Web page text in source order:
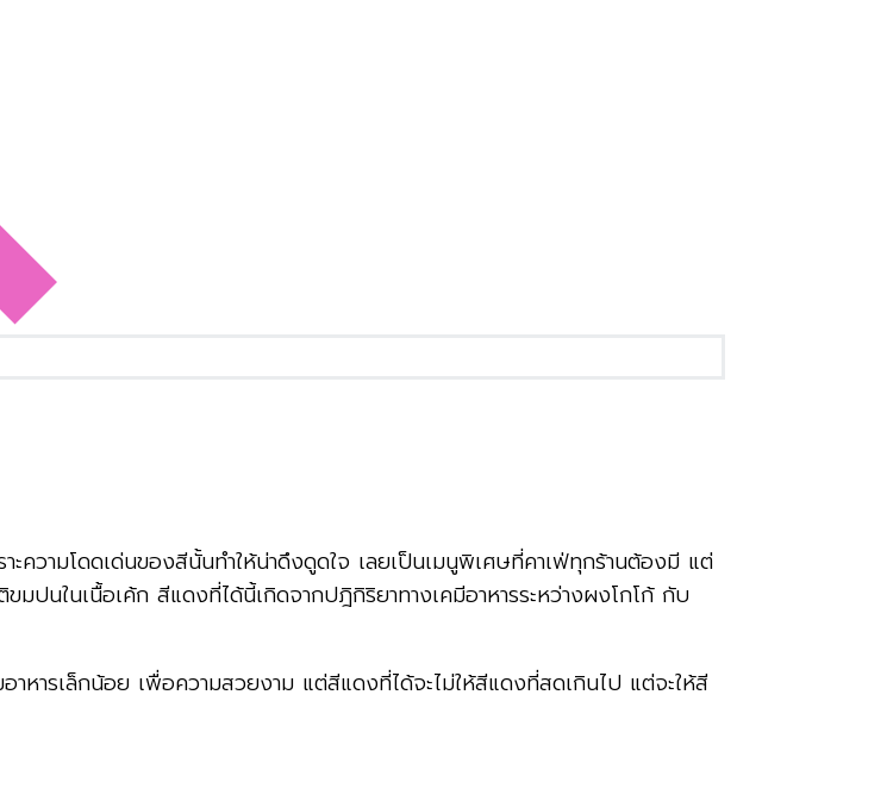
ความโดดเด่นของสีนั้นทำให้น่าดึงดูดใจ เลยเป็นเมนูพิเศษที่คาเฟ่ทุกร้านต้องมี แต่
ปนในเนื้อเค้ก สีแดงที่ได้นี้เกิดจากปฎิกิริยาทางเคมีอาหารระหว่างผงโกโก้ กับ
ารเล็กน้อย เพื่อความสวยงาม แต่สีแดงที่ได้จะไม่ให้สีแดงที่สดเกินไป แต่จะให้สี